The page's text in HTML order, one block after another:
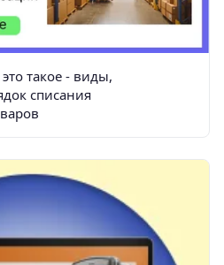
такое - виды,
списания